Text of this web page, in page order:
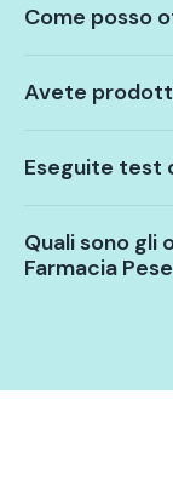
Come posso
Avete
Eseguite test
Quali sono gli
Farmacia